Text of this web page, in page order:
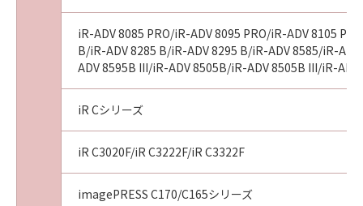
iR-ADV 8085 PRO/iR-ADV 8095 PRO/iR-ADV 8105
B/iR-ADV 8285 B/iR-ADV 8295 B/iR-ADV 8585/iR-
ADV 8595B III/iR-ADV 8505B/iR-ADV 8505B III/iR-
iR Cシリーズ
iR C3020F/iR C3222F/iR C3322F
imagePRESS C170/C165シリーズ